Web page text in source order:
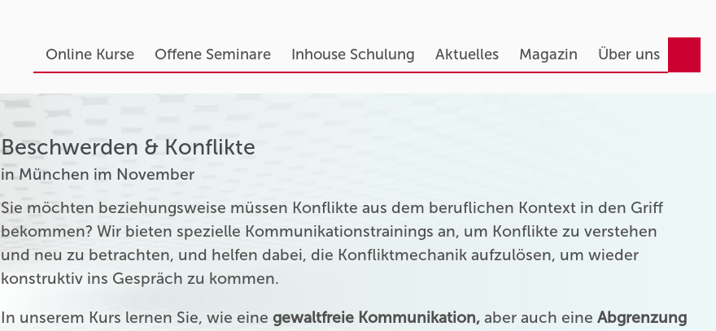
Online Kurse Offene Seminare Inhouse Schulung Aktuelles Magazin Über uns
Beschwerden & Konflikte
in München im November
Sie möchten beziehungsweise müssen Konflikte aus dem beruflichen Kontext in den Griff
bekommen? Wir bieten spezielle Kommunikationstrainings an, um Konflikte zu verstehen
und neu zu betrachten, und helfen dabei, die Konfliktmechanik aufzulösen, um wieder
konstruktiv ins Gespräch zu kommen.
In unserem Kurs lernen Sie, wie einegewaltfreie Kommunikation, aber auch eineAbgrenzung